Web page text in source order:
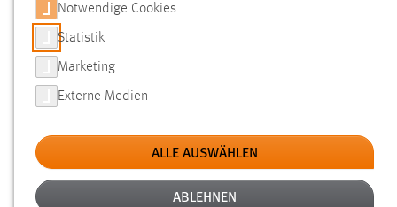
SUCHE
FILTER
Typ
Erstellungsdatum
Notwendige Cookies
Statistik
Marketing
Externe Medien
ALLE AUSWÄHLEN
ABLEHNEN